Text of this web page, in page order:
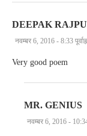
DEEPAK
नवम्बर 6, 2016 - 8:33
Very good poem
MR. GENIUS
नवम्बर 6, 2016 - 10:34